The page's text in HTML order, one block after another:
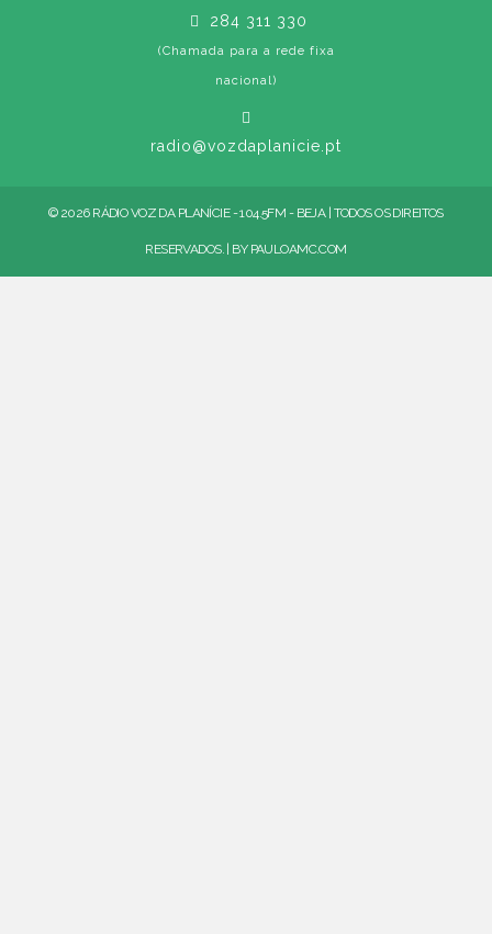
284 311 330
(Chamada para a rede fixa
nacional)
radio@vozdaplanicie.pt
© 2026 RÁDIO VOZ DA PLANÍCIE - 104.5FM - BEJA | TODOS OS DIREITOS
RESERVADOS. | BY PAULOAMC.COM